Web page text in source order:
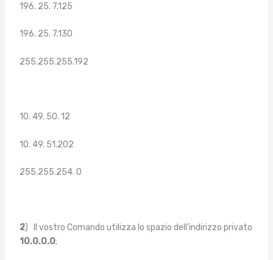
196. 25. 7.125
196. 25. 7.130
255.255.255.192
10. 49. 50. 12
10. 49. 51.202
255.255.254. 0
2) Il vostro Comando utilizza lo spazio dell’indirizzo privato
10.0.0.0;